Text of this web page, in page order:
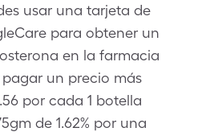
usar una tarjeta de
para obtener un
en la farmacia
un precio más
por cada 1 botella
de 1.62% por una